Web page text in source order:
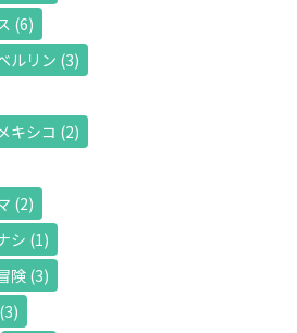
(6)
ルリン (3)
メキシコ (2)
(2)
シ (1)
険 (3)
(3)